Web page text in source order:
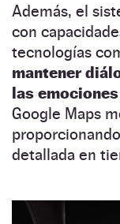
Además, el
con
tecnologías
mantener
las
Google Maps
detallada en